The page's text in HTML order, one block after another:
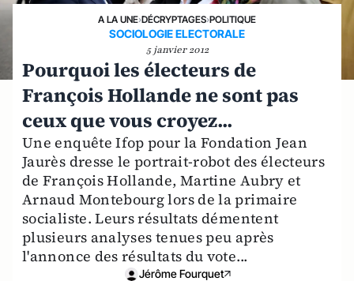
A LA UNE›DÉCRYPTAGES›POLITIQUE
SOCIOLOGIE ELECTORALE
5 janvier 2012
Pourquoi les électeurs de
François Hollande ne sont pas
ceux que vous croyez...
Une enquête Ifop pour la Fondation Jean
Jaurès dresse le portrait-robot des électeurs
de François Hollande, Martine Aubry et
Arnaud Montebourg lors de la primaire
socialiste. Leurs résultats démentent
plusieurs analyses tenues peu après
l'annonce des résultats du vote...
Jérôme Fourquet